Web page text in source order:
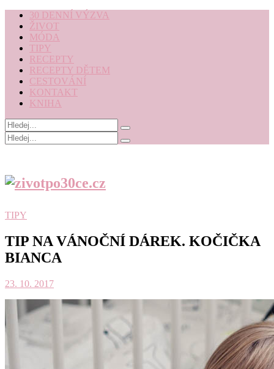
30 DENNÍ VÝZVA
ŽIVOT
MÓDA
TIPY
RECEPTY
RECEPTY DĚTEM
CESTOVÁNÍ
KONTAKT
KNIHA
TIPY
TIP NA VÁNOČNÍ DÁREK. KOČIČKA
BIANCA
23. 10. 2017